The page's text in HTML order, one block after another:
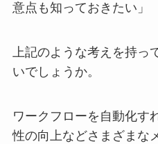
意点も知っておきたい」
上記のような考えを持っ
いでしょうか。
ワークフローを自動化す
性の向上などさまざまな